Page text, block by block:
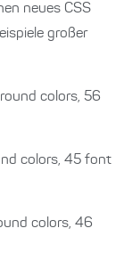
neues CSS
großer
colors, 56
colors, 45 font
colors, 46